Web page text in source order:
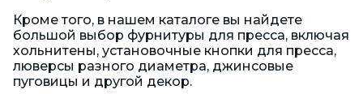
Кроме того, в нашем каталоге вы найдете
большой выбор фурнитуры для пресса, включая
хольнитены, установочные кнопки для пресса,
люверсы разного диаметра, джинсовые
пуговицы и другой декор.